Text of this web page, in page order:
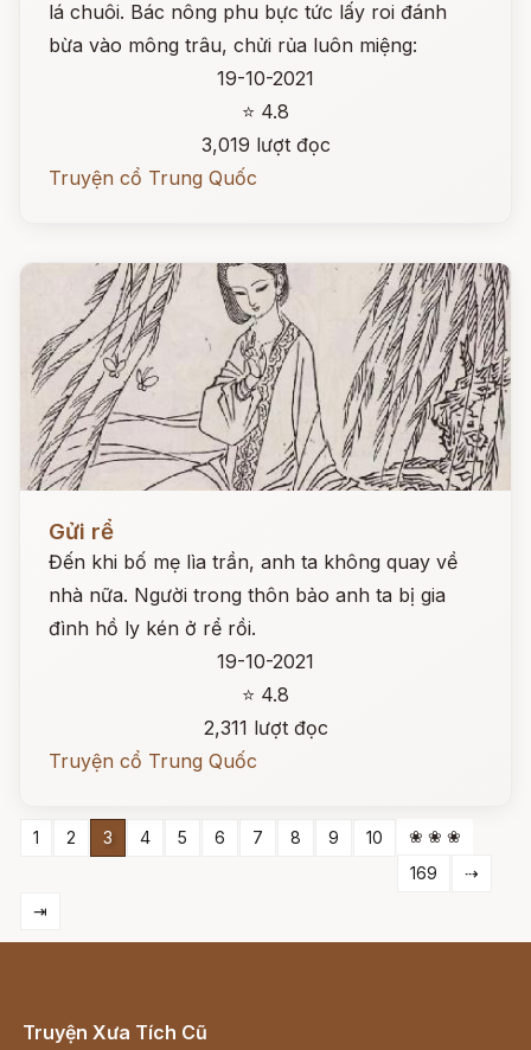
lá chuôi. Bác nông phu bực tức lấy roi đánh
bừa vào mông trâu, chửi rủa luôn miệng:
19-10-2021
⭐ 4.8
3,019 lượt đọc
Truyện cổ Trung Quốc
Gửi rể
Đến khi bố mẹ lìa trần, anh ta không quay về
nhà nữa. Người trong thôn bảo anh ta bị gia
đình hồ ly kén ở rể rồi.
19-10-2021
⭐ 4.8
2,311 lượt đọc
Truyện cổ Trung Quốc
1 2 3 4 5 6 7 8 9 10
❀ ❀ ❀
169
⇢
⇥
Truyện Xưa Tích Cũ